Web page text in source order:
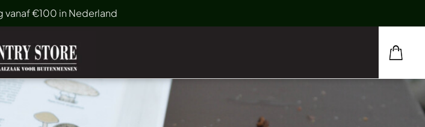
vanaf €100 in Nederland